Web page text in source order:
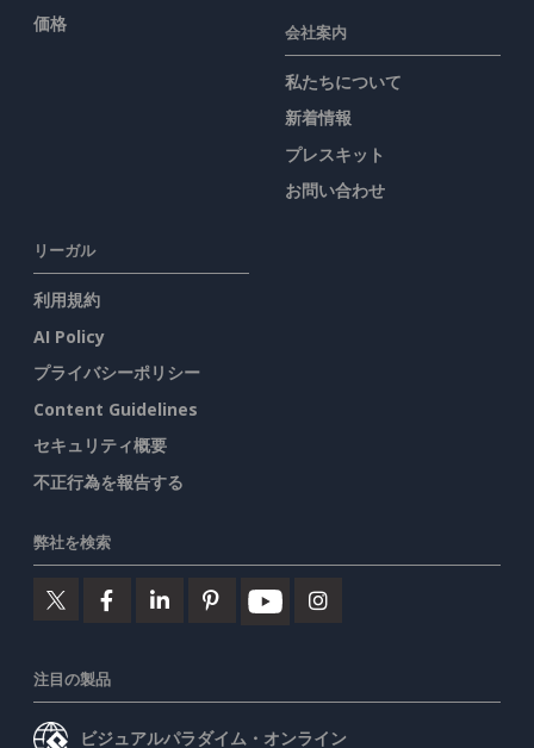
価格
会社案内
私たちについて
新着情報
プレスキット
お問い合わせ
リーガル
利用規約
AI Policy
プライバシーポリシー
Content Guidelines
セキュリティ概要
不正行為を報告する
弊社を検索
注目の製品
ビジュアルパラダイム・オンライン